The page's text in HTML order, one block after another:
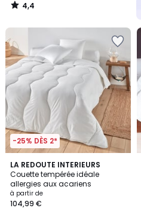
4,4
/
-25% DÈS 2*
LA REDOUTE INTERIEURS
Couette tempérée idéale
allergies aux acariens
à partir de
104,99 €
4,7
/ 5